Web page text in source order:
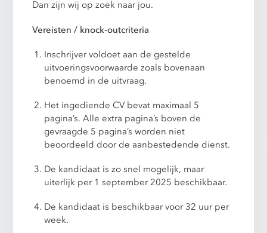
Dan zijn wij op zoek naar jou.
Vereisten / knock-outcriteria
Inschrijver voldoet aan de gestelde
uitvoeringsvoorwaarde zoals bovenaan
benoemd in de uitvraag.
Het ingediende CV bevat maximaal 5
pagina’s. Alle extra pagina’s boven de
gevraagde 5 pagina’s worden niet
beoordeeld door de aanbestedende dienst.
De kandidaat is zo snel mogelijk, maar
uiterlijk per 1 september 2025 beschikbaar.
De kandidaat is beschikbaar voor 32 uur per
week.